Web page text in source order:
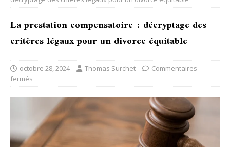
La prestation compensatoire : décryptage des
critères légaux pour un divorce équitable
octobre 28, 2024 Thomas Surchet
Commentaires
fermés